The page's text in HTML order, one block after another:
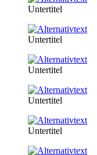
Untertitel
Untertitel
Untertitel
Untertitel
Untertitel